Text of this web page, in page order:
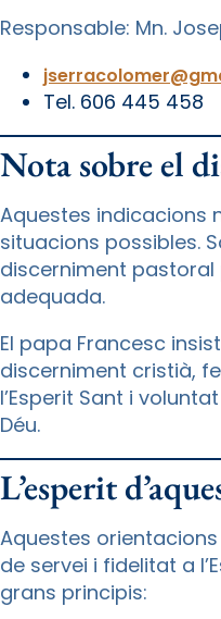
Responsable: Mn.
Tel. 606 445 458
Nota sobre el
Aquestes indicacions
situacions possibles.
discerniment
adequada.
El papa Francesc
discerniment cristià,
l’Esperit Sant i
Déu.
L’esperit
Aquestes
de servei i fidelitat a
grans principis: